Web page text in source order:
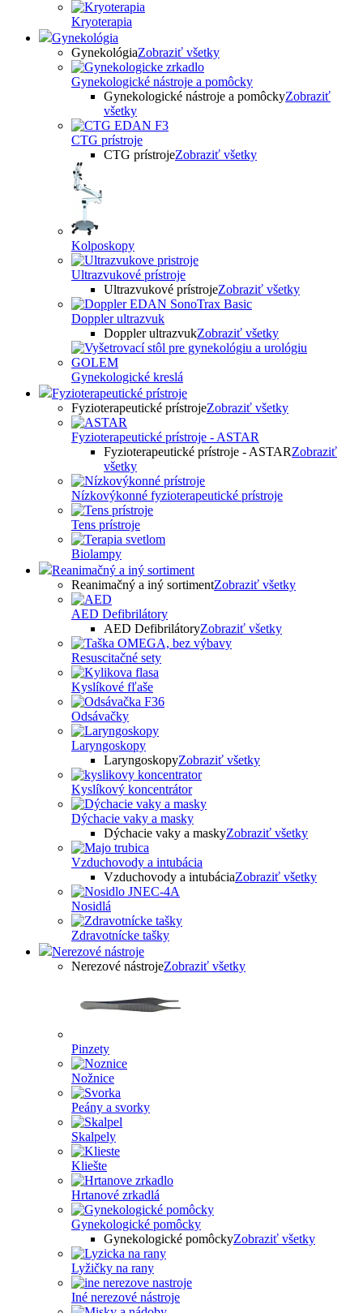
Kryoterapia
Gynekológia
GynekológiaZobraziť všetky
Gynekologické nástroje a pomôcky
Gynekologické nástroje a pomôckyZobraziť
všetky
CTG prístroje
CTG prístrojeZobraziť všetky
Kolposkopy
Ultrazvukové prístroje
Ultrazvukové prístrojeZobraziť všetky
Doppler ultrazvuk
Doppler ultrazvukZobraziť všetky
Gynekologické kreslá
Fyzioterapeutické prístroje
Fyzioterapeutické prístrojeZobraziť všetky
Fyzioterapeutické prístroje - ASTAR
Fyzioterapeutické prístroje - ASTARZobraziť
všetky
Nízkovýkonné fyzioterapeutické prístroje
Tens prístroje
Biolampy
Reanimačný a iný sortiment
Reanimačný a iný sortimentZobraziť všetky
AED Defibrilátory
AED DefibrilátoryZobraziť všetky
Resuscitačné sety
Kyslíkové fľaše
Odsávačky
Laryngoskopy
LaryngoskopyZobraziť všetky
Kyslíkový koncentrátor
Dýchacie vaky a masky
Dýchacie vaky a maskyZobraziť všetky
Vzduchovody a intubácia
Vzduchovody a intubáciaZobraziť všetky
Nosidlá
Zdravotnícke tašky
Nerezové nástroje
Nerezové nástrojeZobraziť všetky
Pinzety
Nožnice
Peány a svorky
Skalpely
Kliešte
Hrtanové zrkadlá
Gynekologické pomôcky
Gynekologické pomôckyZobraziť všetky
Lyžičky na rany
Iné nerezové nástroje